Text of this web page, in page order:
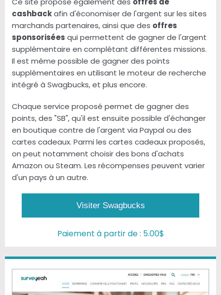
cashbackafin d'économiser de l'argent sur les sites
marchands partenaires, ainsi que des offres
sponsorisées qui permettent de gagner de l'argent
supplémentaire en complétant différentes missions.
Il est même possible de gagner des points
supplémentaires en utilisant le moteur de recherche
intégré à Swagbucks, et plus encore.
Chaque service proposé permet de gagner des
points, des "SB", qu'il est ensuite possible d'échanger
en boutique contre de l'argent via Paypal ou des
cartes cadeaux. Parmi les cartes cadeaux proposés,
on peut notamment choisir des bons d'achats
Amazon ou Steam. Les récompenses peuvent varier
d'un pays à un autre.
Visiter Swagbucks
Paiement à partir de : 5.00$